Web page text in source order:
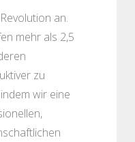
an.
mehr als 2,5
zu
wir eine